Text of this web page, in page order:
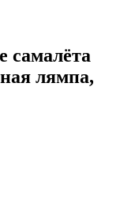
самалёта
лямпа,